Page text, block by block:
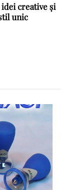
creative și
unic